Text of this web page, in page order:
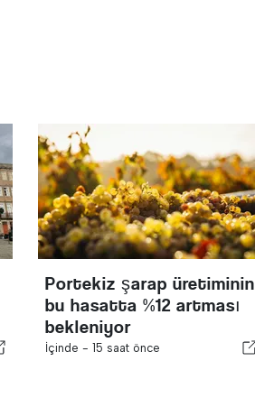
Portekiz şarap üretiminin
bu hasatta %12 artması
bekleniyor
İçinde - 15 saat önce